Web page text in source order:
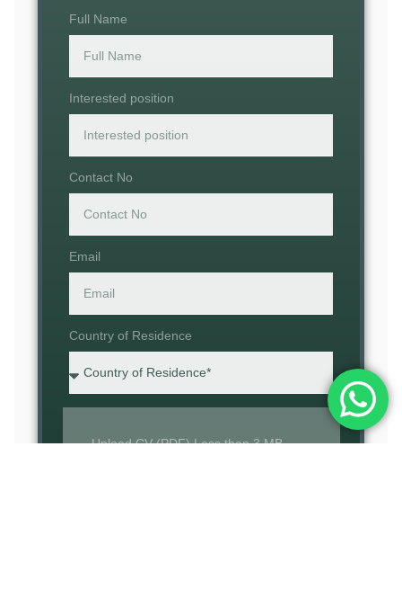
Full Name
Interested position
Contact No
Email
Country of Residence
Upload CV (PDF) Less than 3 MB